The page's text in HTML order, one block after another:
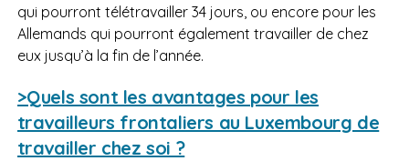
qui pourront télétravailler 34 jours, ou encore pour les
Allemands qui pourront également travailler de chez
eux jusqu’à la fin de l’année.
>Quels sont les avantages pour les
travailleurs frontaliers au Luxembourg de
travailler chez soi ?